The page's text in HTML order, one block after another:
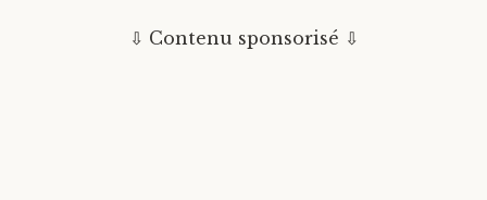
MAROCAINES
LA PLUS ISOLÉE...
⇩ Contenu sponsorisé ⇩